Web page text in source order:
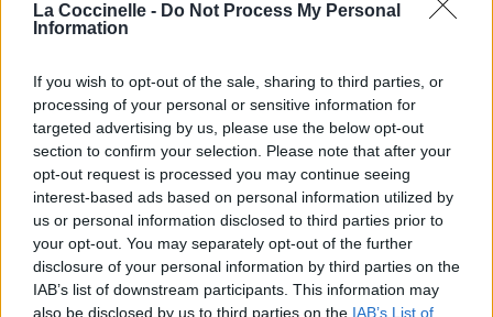
La Coccinelle - Do Not Process My Personal
Information
If you wish to opt-out of the sale, sharing to third parties, or
processing of your personal or sensitive information for
targeted advertising by us, please use the below opt-out
section to confirm your selection. Please note that after your
opt-out request is processed you may continue seeing
interest-based ads based on personal information utilized by
us or personal information disclosed to third parties prior to
your opt-out. You may separately opt-out of the further
disclosure of your personal information by third parties on the
IAB’s list of downstream participants. This information may
also be disclosed by us to third parties on the IAB’s List of